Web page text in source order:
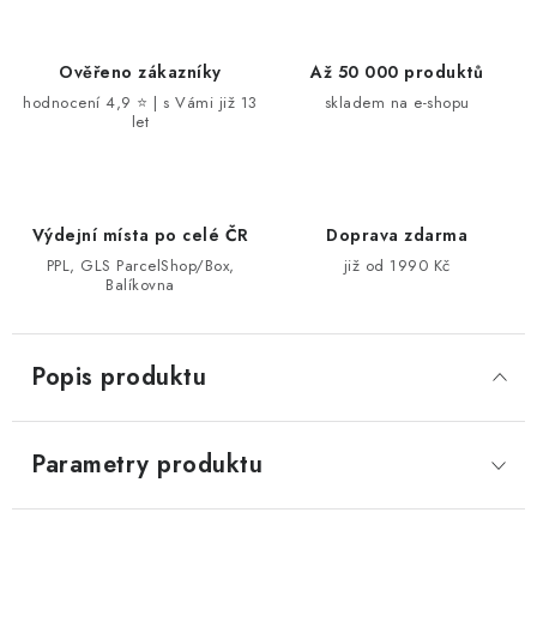
Ověřeno zákazníky
hodnocení 4,9 ⭐ | s Vámi již 13
let
Až 50 000 produktů
skladem na e-shopu
Výdejní místa po celé ČR
PPL, GLS ParcelShop/Box,
Balíkovna
Doprava zdarma
již od 1990 Kč
Popis produktu
Parametry produktu